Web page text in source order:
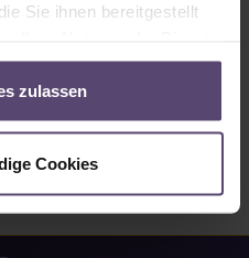
Sie ihnen bereitgestellt
zulassen
Cookies
oder mehrerer io-Antriebe